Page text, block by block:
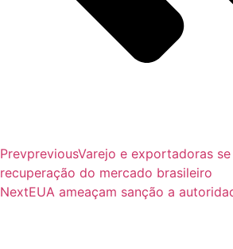
PrevpreviousVarejo e exportadoras
recuperação do mercado brasileiro
NextEUA ameaçam sanção a